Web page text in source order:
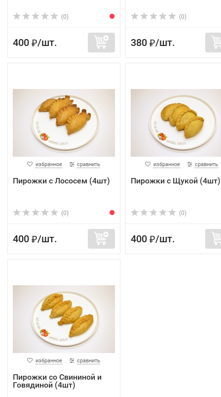
(0)
400 ₽/шт.
(0)
380 ₽/шт.
избранное сравнить
Пирожки с Лососем (4шт)
(0)
400 ₽/шт.
избранное сравнить
Пирожки с Щукой (4шт)
(0)
400 ₽/шт.
избранное сравнить
Пирожки со Свининой и
Говядиной (4шт)